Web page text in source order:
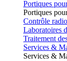
Portiques
Portiques
Contrôle
Laboratoires
Traitement
Services &
Services &